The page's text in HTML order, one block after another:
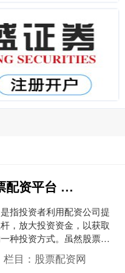
杭州股票配资平台 股票配资者：高收益伴随高风险，谨慎投资
指投资者利用配资公司提
，放大投资资金，以获取
种投资方式。虽然股票配
收益，但同时也伴随着高
择正....
栏目： 股票配资网